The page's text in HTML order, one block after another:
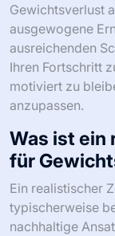
Gewichtsverlust
ausgewogene
ausreichenden
Ihren Fortschritt
motiviert zu
anzupassen.
Was ist ein
für
Ein realistischer
typischerweise
nachhaltige